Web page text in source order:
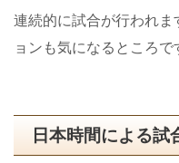
連続的に試合が行われ
ョンも気になるところで
日本時間による試